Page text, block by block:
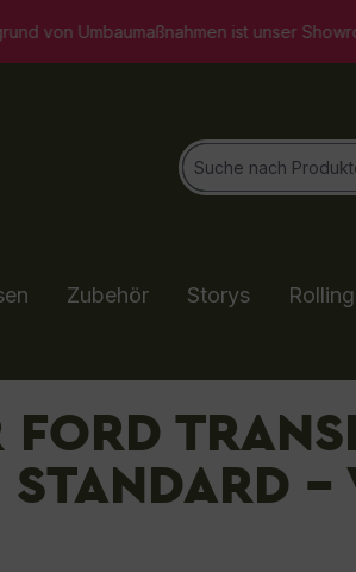
ist unser Showroom in Winklarn bis auf
Zubehör Storys
FORD
-